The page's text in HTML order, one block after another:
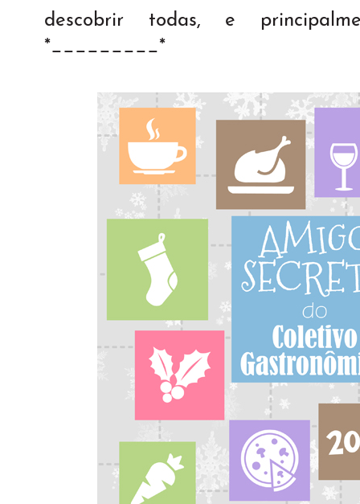
descobrir todas, e
*_________*